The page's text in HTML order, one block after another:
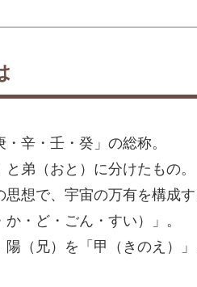
辛・壬・癸」の総称。
弟（おと）に分けたもの。
想で、宇宙の万有を構成
・ど・ごん・すい）」。
（兄）を「甲（きのえ）